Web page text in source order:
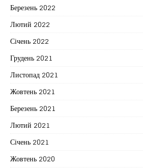
Березень 2022
Лютий 2022
Січень 2022
Грудень 2021
Листопад 2021
Жовтень 2021
Березень 2021
Лютий 2021
Січень 2021
Жовтень 2020